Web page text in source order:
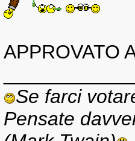
APPROVATO
Se farci
Pensate